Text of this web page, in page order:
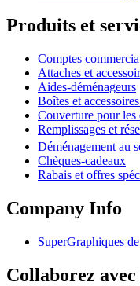
Produits et
Comptes
Attaches et
Aides-déménageurs
Boîtes et
Couverture pour les
Remplissages et
Déménagement au
Chèques-cadeaux
Rabais et offres
Company Info
SuperGraphiques de
Collaborez avec